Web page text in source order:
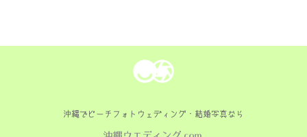
沖縄でビーチフォトウェディング・結婚写真なら